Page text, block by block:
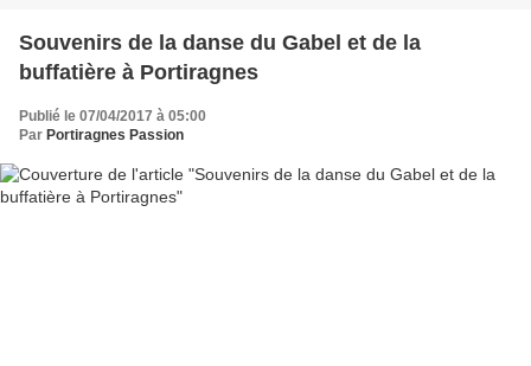
Souvenirs de la danse du Gabel et de la
buffatière à Portiragnes
Publié le 07/04/2017 à 05:00
Par Portiragnes Passion